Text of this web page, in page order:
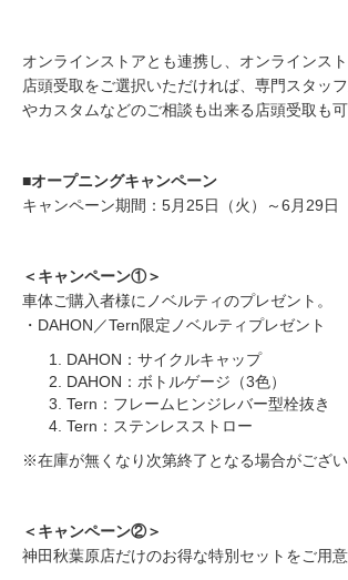
オンラインストアとも連携し、オンラインス
店頭受取をご選択いただければ、専門スタッ
やカスタムなどのご相談も出来る店頭受取も可
■オープニングキャンペーン
キャンペーン期間：5月25日（火）～6月29日
＜キャンペーン①＞
車体ご購入者様にノベルティのプレゼント。
・DAHON／Tern限定ノベルティプレゼント
DAHON：サイクルキャップ
DAHON：ボトルゲージ（3色）
Tern：フレームヒンジレバー型栓抜き
Tern：ステンレスストロー
※在庫が無くなり次第終了となる場合がござい
＜キャンペーン②＞
神田秋葉原店だけのお得な特別セットをご用意